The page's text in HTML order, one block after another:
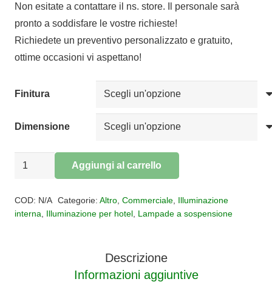
prezzo:
da
€4.466,00
€15.177,00
Non esitate a contattare il ns. store. Il personale sarà
pronto a soddisfare le vostre richieste!
Richiedete un preventivo personalizzato e gratuito,
ottime occasioni vi aspettano!
Finitura
Dimensione
SOSPENSIONE
COSMOS
quantità
Aggiungi al carrello
COD: N/A Categorie: Altro, Commerciale, Illuminazione
interna, Illuminazione per hotel, Lampade a sospensione
Descrizione
Informazioni aggiuntive